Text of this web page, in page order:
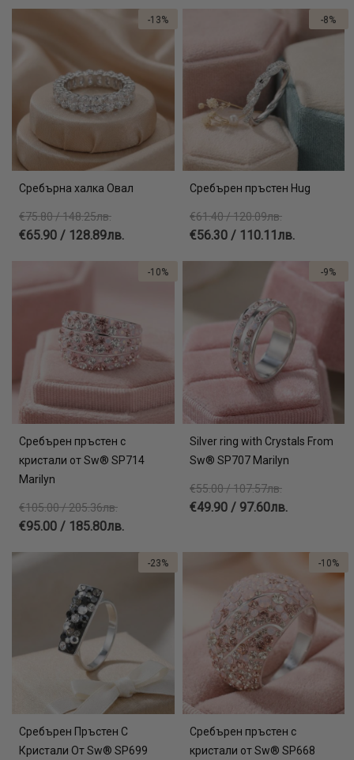
Сребърна халка Овал
€75.80 / 148.25лв.
€65.90 / 128.89лв.
-13%
Сребърен пръстен Hug
€61.40 / 120.09лв.
€56.30 / 110.11лв.
-8%
Сребърен пръстен с
кристали от Sw® SP714
Marilyn
€105.00 / 205.36лв.
€95.00 / 185.80лв.
-10%
Silver ring with Crystals From
Sw® SP707 Marilyn
€55.00 / 107.57лв.
€49.90 / 97.60лв.
-9%
Сребърен Пръстен С
Кристали От Sw® SP699
-23%
Сребърен пръстен с
кристали от Sw® SP668
-10%